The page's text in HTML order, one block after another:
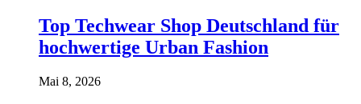
Top Techwear Shop Deutschland für
hochwertige Urban Fashion
Mai 8, 2026